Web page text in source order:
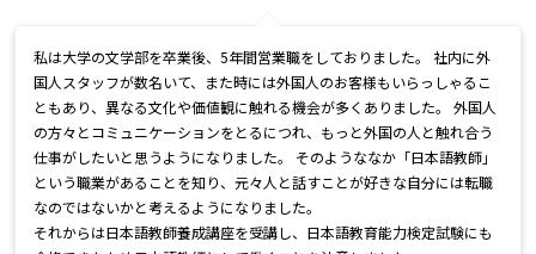
私は大学の文学部を卒業後、5年間営業職をしておりました。 社内に外
国人スタッフが数名いて、また時には外国人のお客様もいらっしゃるこ
ともあり、異なる文化や価値観に触れる機会が多くありました。 外国人
の方々とコミュニケーションをとるにつれ、もっと外国の人と触れ合う
仕事がしたいと思うようになりました。 そのようななか「日本語教師」
という職業があることを知り、元々人と話すことが好きな自分には転職
なのではないかと考えるようになりました。
それからは日本語教師養成講座を受講し、日本語教育能力検定試験にも